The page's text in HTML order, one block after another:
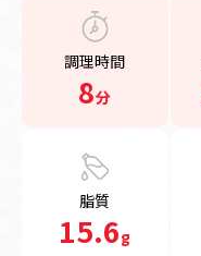
調理時間
8分
脂質
15.6g